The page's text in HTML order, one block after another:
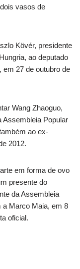
vasos de
Kövér, presidente
ao deputado
em 27 de outubro de
Wang Zhaoguo,
Assembleia Popular
ao ex-
2012.
em forma de ovo
presente do
da Assembleia
a Marco Maia, em 8
oficial.